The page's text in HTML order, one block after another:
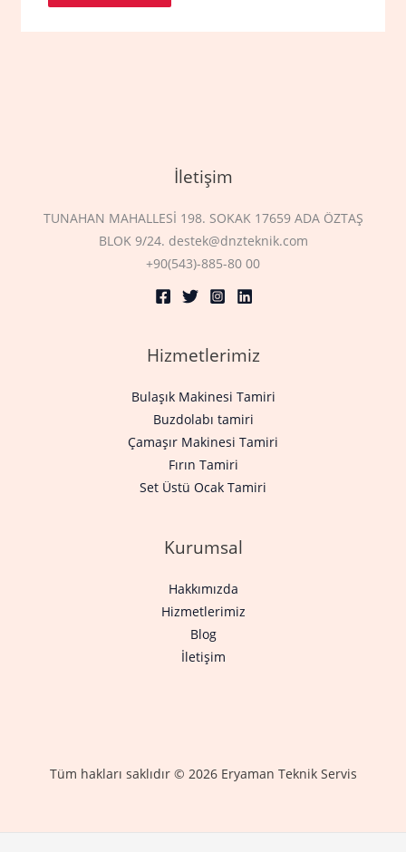
İletişim
TUNAHAN MAHALLESİ 198. SOKAK 17659 ADA ÖZTAŞ
BLOK 9/24. destek@dnzteknik.com
+90(543)-885-80 00
Hizmetlerimiz
Bulaşık Makinesi Tamiri
Buzdolabı tamiri
Çamaşır Makinesi Tamiri
Fırın Tamiri
Set Üstü Ocak Tamiri
Kurumsal
Hakkımızda
Hizmetlerimiz
Blog
İletişim
Tüm hakları saklıdır © 2026 Eryaman Teknik Servis